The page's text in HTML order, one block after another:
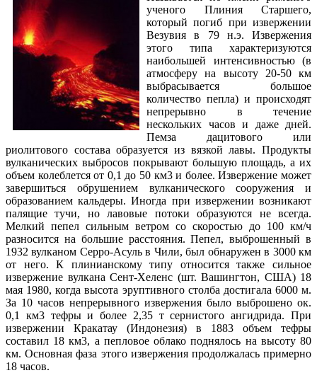
ученого Плиния Старшего,
который погиб при извержении
Везувия в 79 н.э. Извержения
этого типа характеризуются
наибольшей интенсивностью (в
атмосферу на высоту 20-50 км
выбрасывается большое
количество пепла) и происходят
непрерывно в течение
нескольких часов и даже дней.
Пемза дацитового или
риолитового состава образуется из вязкой лавы. Продукты
вулканических выбросов покрывают большую площадь, а их
объем колеблется от 0,1 до 50 км3 и более. Извержение может
завершиться обрушением вулканического сооружения и
образованием кальдеры. Иногда при извержении возникают
палящие тучи, но лавовые потоки образуются не всегда.
Мелкий пепел сильным ветром со скоростью до 100 км/ч
разносится на большие расстояния. Пепел, выброшенный в
1932 вулканом Серро-Асуль в Чили, был обнаружен в 3000 км
от него. К плинианскому типу относится также сильное
извержение вулкана Сент-Хеленс (шт. Вашингтон, США) 18
мая 1980, когда высота эруптивного столба достигала 6000 м.
За 10 часов непрерывного извержения было выброшено ок.
0,1 км3 тефры и более 2,35 т сернистого ангидрида. При
извержении Кракатау (Индонезия) в 1883 объем тефры
составил 18 км3, а пепловое облако поднялось на высоту 80
км. Основная фаза этого извержения продолжалась примерно
18 часов.